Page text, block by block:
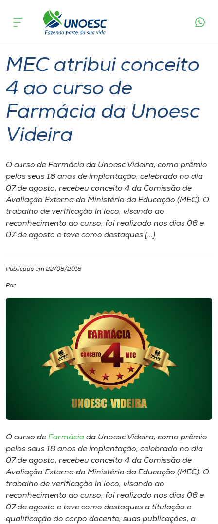
Cursos
Pesquisa
Atendimento ao Estudante
Portal de Ensino
A
Unoesc
Internacionalização
I.nova
Diplomados
Cultura
Museu
Unoesc
Store
acontece
MEC atribui conceito
4 ao curso de
Farmácia da Unoesc
Videira
O curso de Farmácia da Unoesc Videira, como prêmio
pelos seus 18 anos de implantação, celebrado no dia
07 de agosto, recebeu conceito 4 da Comissão de
Avaliação Externa do Ministério da Educação (MEC). O
trabalho de verificação in loco, visando ao
reconhecimento do curso, foi realizado nos dias 06 e
07 de agosto e teve como destaques […]
Publicado em 22/08/2018
Por
O curso de Farmácia da Unoesc Videira, como prêmio
pelos seus 18 anos de implantação, celebrado no dia
07 de agosto, recebeu conceito 4 da Comissão de
Avaliação Externa do Ministério da Educação (MEC). O
trabalho de verificação in loco, visando ao
reconhecimento do curso, foi realizado nos dias 06 e
07 de agosto e teve como destaques a titulação e
qualificação do corpo docente, suas publicações, a